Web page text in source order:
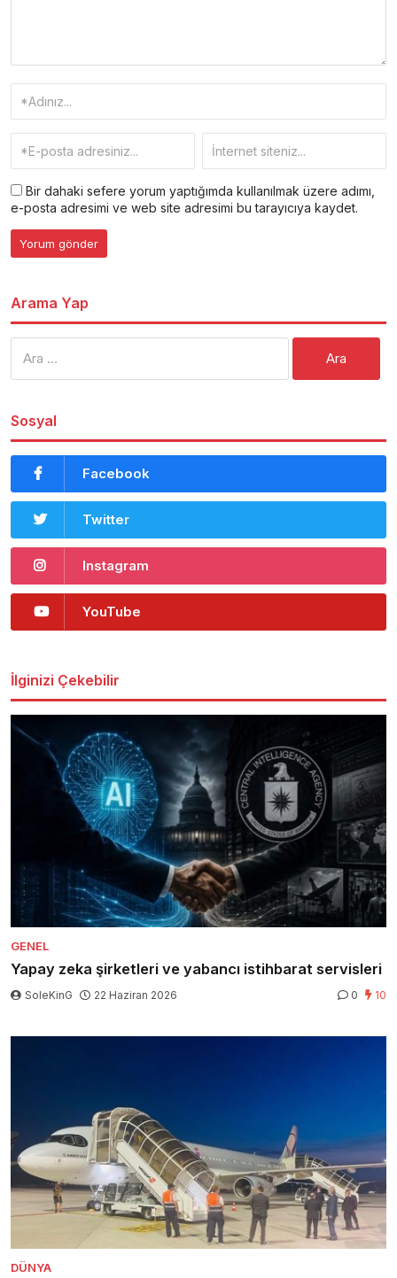
Bir dahaki sefere yorum yaptığımda kullanılmak üzere adımı,
e-posta adresimi ve web site adresimi bu tarayıcıya kaydet.
Arama Yap
Sosyal
Facebook
Twitter
Instagram
YouTube
İlginizi Çekebilir
GENEL
Yapay zeka şirketleri ve yabancı istihbarat servisleri
SoleKinG 22 Haziran 2026 0 10
DÜNYA